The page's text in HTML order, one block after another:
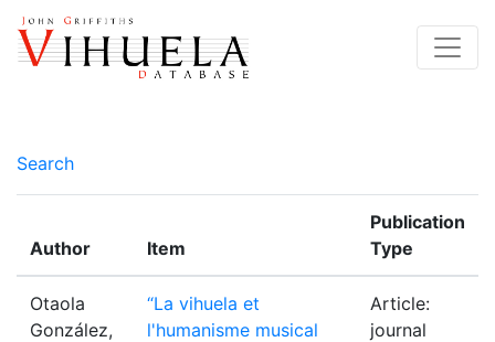
Search
Author Item
Publication
Type
Otaola
González,
“La vihuela et
l'humanisme musical
Article:
journal